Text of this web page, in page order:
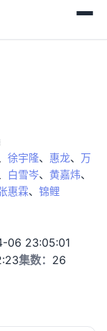
徐宇隆、 惠龙、 万
白雪岑、 黄嘉炜、
惠霖、 锦鲤
06 23:05:01
集数： 26